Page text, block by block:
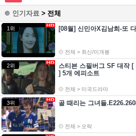
인기자료 > 전체
1위 [08월] 신민아X김남희-또
전체 > 최신/미개봉
2위
스티븐 스필버그 SF 대작 [
] 5개 에피소트
전체 > 미국드라마
3위 골 때리는 그녀들
전체 > 오락